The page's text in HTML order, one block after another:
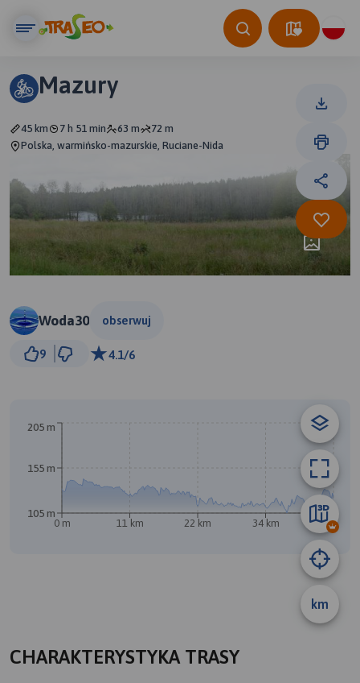
Mazury
45 km 7 h 51 min 63 m
72 m
Polska, warmińsko-mazurskie, Ruciane-Nida
Woda30 obserwuj
9 4.1/6
km
0 m 11 km 22 km 34 km 45 km
105 m
155 m
205 m
CHARAKTERYSTYKA TRASY